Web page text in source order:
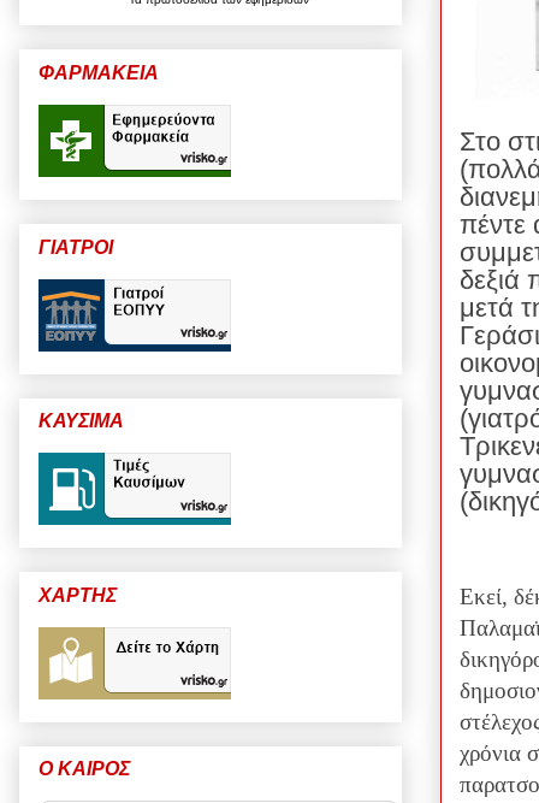
Στο
πέντε
δεξιά
μετά
Εκεί,
χρόνια
ΦΑΡΜΑΚΕΙΑ
ΓΙΑΤΡΟΙ
ΚΑΥΣΙΜΑ
ΧΑΡΤΗΣ
Ο ΚΑΙΡΟΣ